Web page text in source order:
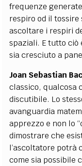
frequenze
respiro od il
ascoltare i respiri
spaziali. E tutto ciò
sia cresciuto a
Joan Sebastian
classico, qualcosa
discutibile. Lo
avanguardia
apprezzo e non lo
dimostrare che
l’ascoltatore potrà
come sia possibile